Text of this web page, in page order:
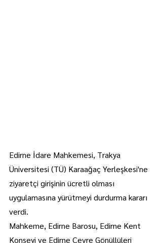
Edirne İdare Mahkemesi, Trakya
Üniversitesi (TÜ) Karaağaç Yerleşkesi'ne
ziyaretçi girişinin ücretli olması
uygulamasına yürütmeyi durdurma kararı
verdi.
Mahkeme, Edirne Barosu, Edirne Kent
Konseyi ve Edirne Çevre Gönüllüleri